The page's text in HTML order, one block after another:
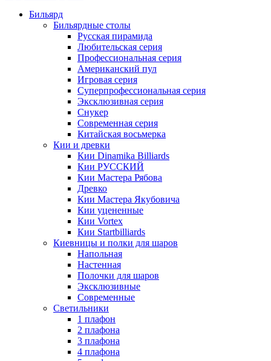
Бильярд
Бильярдные столы
Русская пирамида
Любительская серия
Профессиональная серия
Американский пул
Игровая серия
Суперпрофессиональная серия
Эксклюзивная серия
Снукер
Современная серия
Китайская восьмерка
Кии и древки
Кии Dinamika Billiards
Кии РУССКИЙ
Кии Мастера Рябова
Древко
Кии Мастера Якубовича
Кии уцененные
Кии Vortex
Кии Startbilliards
Киевницы и полки для шаров
Напольная
Настенная
Полочки для шаров
Эксклюзивные
Современные
Светильники
1 плафон
2 плафона
3 плафона
4 плафона